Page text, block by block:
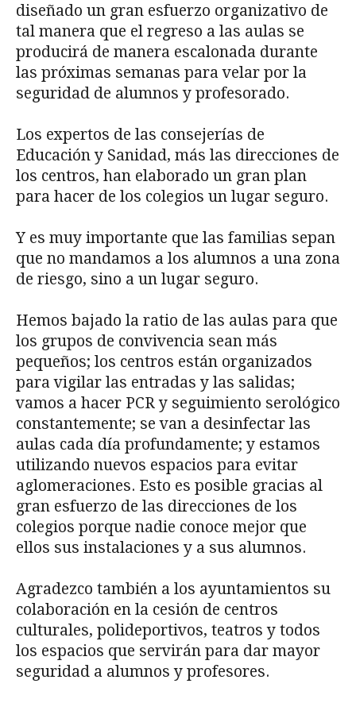
diseñado un gran esfuerzo organizativo de
tal manera que el regreso a las aulas se
producirá de manera escalonada durante
las próximas semanas para velar por la
seguridad de alumnos y profesorado.
Los expertos de las consejerías de
Educación y Sanidad, más las direcciones de
los centros, han elaborado un gran plan
para hacer de los colegios un lugar seguro.
Y es muy importante que las familias sepan
que no mandamos a los alumnos a una zona
de riesgo, sino a un lugar seguro.
Hemos bajado la ratio de las aulas para que
los grupos de convivencia sean más
pequeños; los centros están organizados
para vigilar las entradas y las salidas;
vamos a hacer PCR y seguimiento serológico
constantemente; se van a desinfectar las
aulas cada día profundamente; y estamos
utilizando nuevos espacios para evitar
aglomeraciones. Esto es posible gracias al
gran esfuerzo de las direcciones de los
colegios porque nadie conoce mejor que
ellos sus instalaciones y a sus alumnos.
Agradezco también a los ayuntamientos su
colaboración en la cesión de centros
culturales, polideportivos, teatros y todos
los espacios que servirán para dar mayor
seguridad a alumnos y profesores.